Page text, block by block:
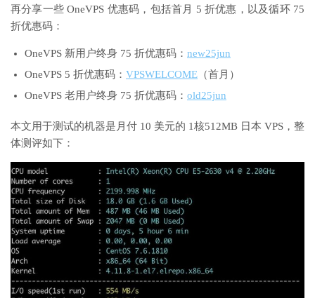
再分享一些 OneVPS 优惠码，包括首月 5 折优惠，以及循环 75
折优惠码：
OneVPS 新用户终身 75 折优惠码： new25jun
OneVPS 5 折优惠码： VPSWELCOME （首月）
OneVPS 老用户终身 75 折优惠码： old25jun
本文用于测试的机器是月付 10 美元的 1核512MB 日本 VPS，整
体测评如下：